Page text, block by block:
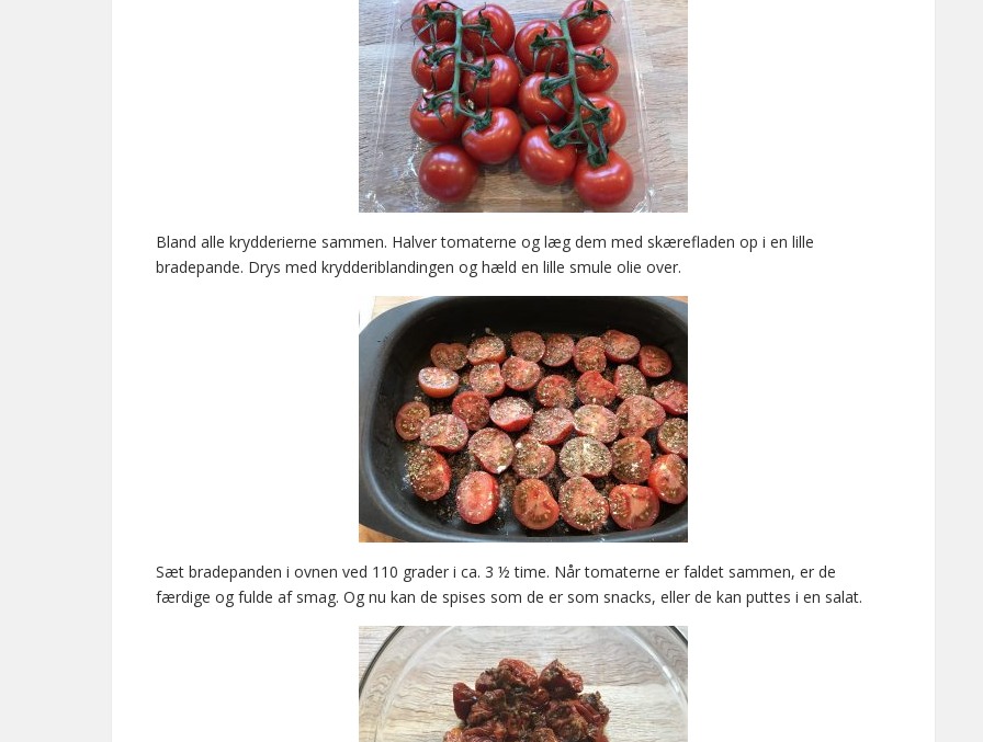
Bland alle krydderierne sammen. Halver tomaterne og læg dem med skærefladen op i en lille
bradepande. Drys med krydderiblandingen og hæld en lille smule olie over.
Sæt bradepanden i ovnen ved 110 grader i ca. 3 ½ time. Når tomaterne er faldet sammen, er de
færdige og fulde af smag. Og nu kan de spises som de er som snacks, eller de kan puttes i en salat.